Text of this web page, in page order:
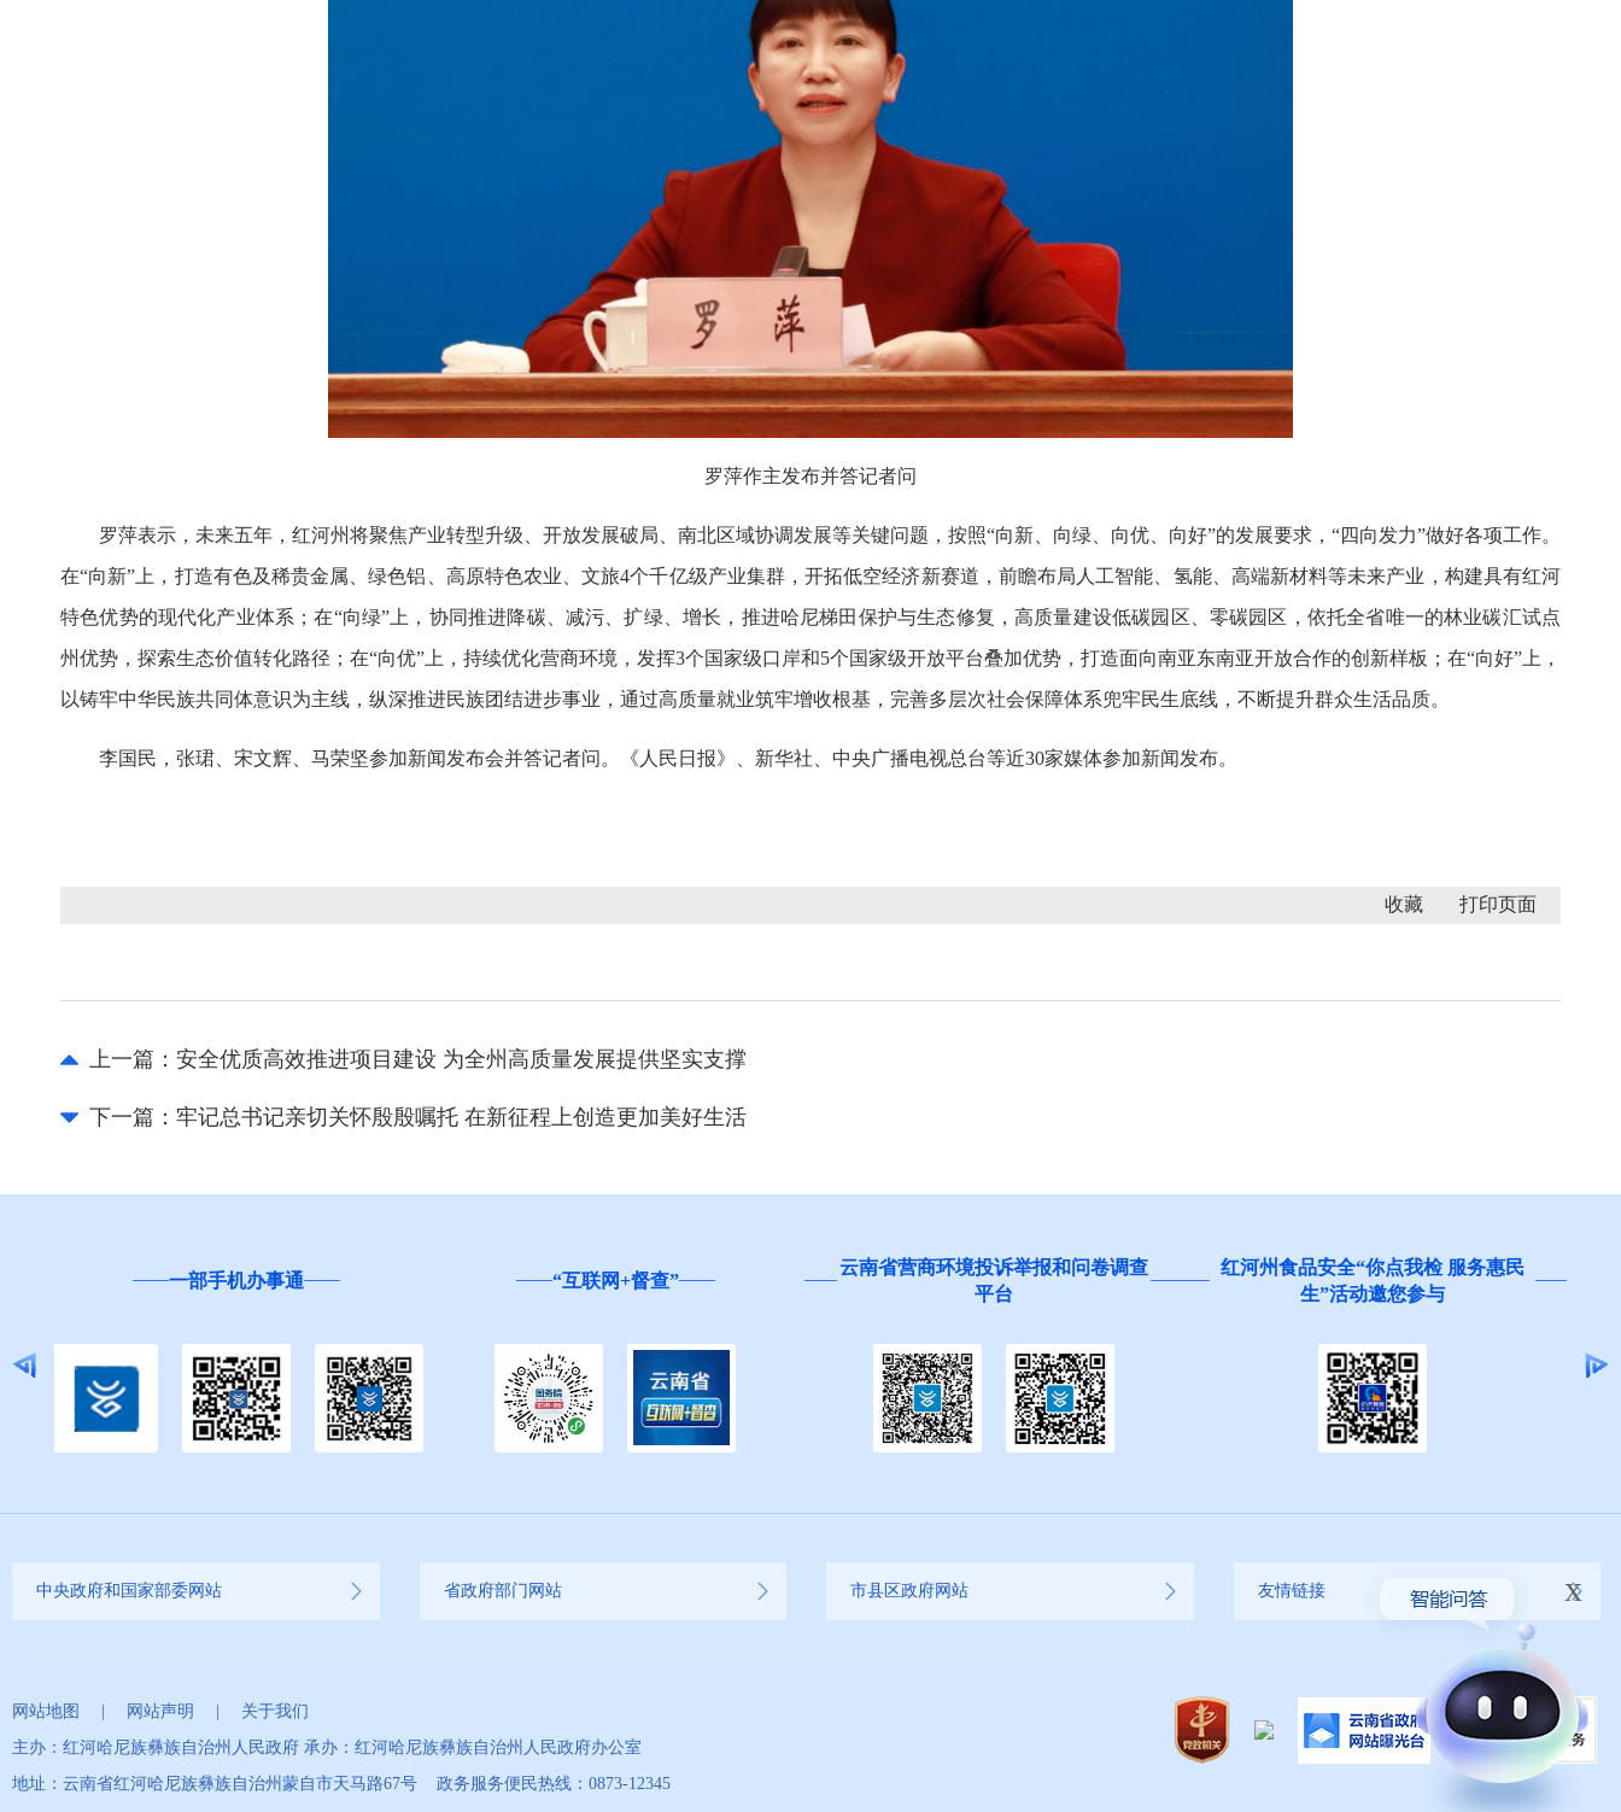
罗萍作主发布并答记者问
罗萍表示，未来五年，红河州将聚焦产业转型升级、开放发展破局、南北区域协调发展等关键问题，按照“向新、向绿、向优、向好”的发展要求，“四向发力”做好各项工作。
在“向新”上，打造有色及稀贵金属、绿色铝、高原特色农业、文旅4个千亿级产业集群，开拓低空经济新赛道，前瞻布局人工智能、氢能、高端新材料等未来产业，构建具有红河
特色优势的现代化产业体系；在“向绿”上，协同推进降碳、减污、扩绿、增长，推进哈尼梯田保护与生态修复，高质量建设低碳园区、零碳园区，依托全省唯一的林业碳汇试点
州优势，探索生态价值转化路径；在“向优”上，持续优化营商环境，发挥3个国家级口岸和5个国家级开放平台叠加优势，打造面向南亚东南亚开放合作的创新样板；在“向好”上，
以铸牢中华民族共同体意识为主线，纵深推进民族团结进步事业，通过高质量就业筑牢增收根基，完善多层次社会保障体系兜牢民生底线，不断提升群众生活品质。
李国民，张珺、宋文辉、马荣坚参加新闻发布会并答记者问。《人民日报》、新华社、中央广播电视总台等近30家媒体参加新闻发布。
收藏
上一篇： 安全优质高效推进项目建设 为全州高质量发展提供坚实支撑
下一篇： 牢记总书记亲切关怀殷殷嘱托 在新征程上创造更加美好生活
“互联网+督查”
云南省营商环境投诉举报和问卷调查
平台
红河州食品安全“你点我检 服务惠民
生”活动邀您参与
阻碍民营经济发展壮大问题线索征
集
中央政府和国家部委网站 省政府部门网站 市县区政府网站 友情链接
网站地图 网站声明
关于我们
主办：红河哈尼族彝族自治州人民政府 承办：红河哈尼族彝族自治州人民政府办公室
地址：云南省红河哈尼族彝族自治州蒙自市天马路67号 政务服务便民热线：0873-12345
x